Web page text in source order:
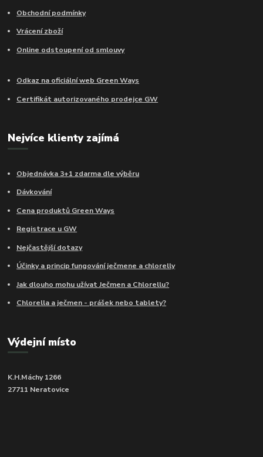
Obchodní podmínky
Vrácení zboží
Online odstoupení od smlouvy
Odkaz na oficiální web Green Ways
Certifikát autorizovaného prodejce GW
Nejvíce klienty zajímá
Objednávka 3+1 zdarma dle výběru
Dávkování
Cena produktů Green Ways
Registrace u GW
Nejčastější dotazy
Účinky a princip fungování ječmene a chlorelly
Jak dlouho mohu užívat Ječmen a Chlorellu?
Chlorella a ječmen - prášek nebo tablety?
Výdejní místo
K.H.Máchy 1266
27711 Neratovice